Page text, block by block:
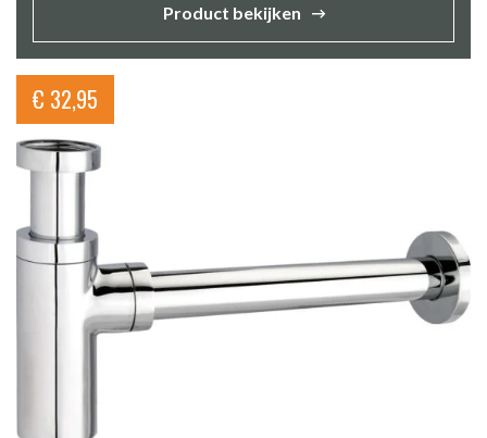
Product bekijken
€ 32,95